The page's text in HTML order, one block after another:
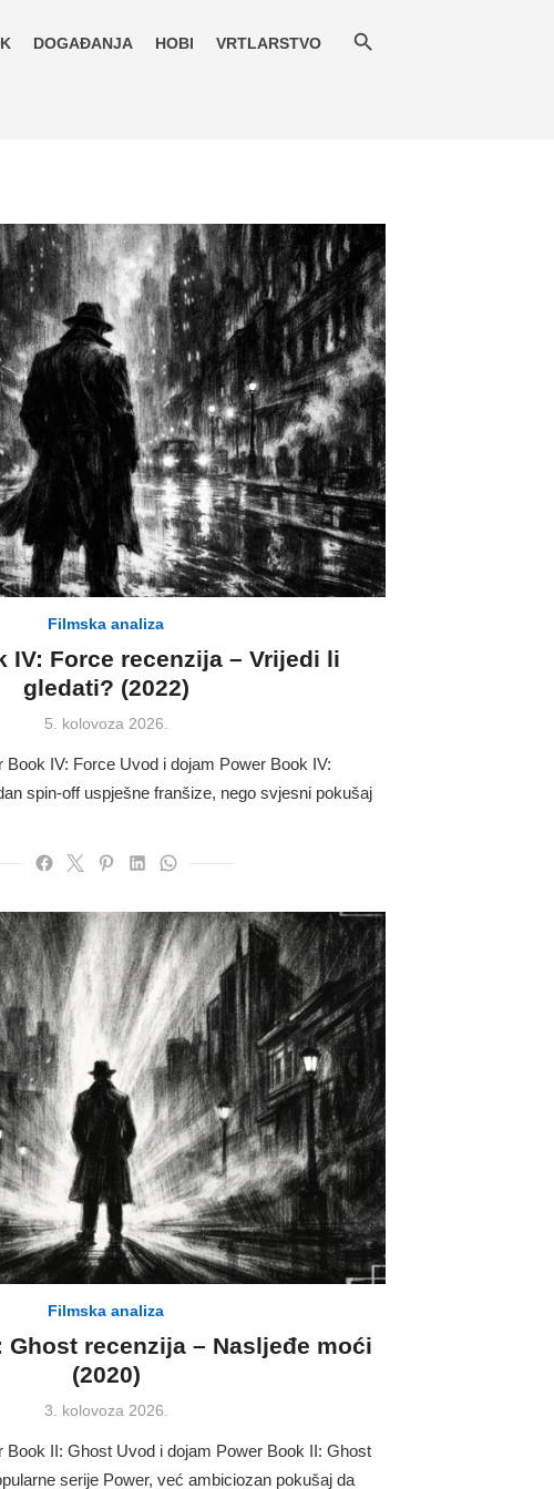
DOGAĐANJA HOBI VRTLARSTVO
Filmska analiza
IV: Force recenzija – Vrijedi li
gledati? (2022)
Posted
5. kolovoza 2026.
IV: Force Uvod i dojam Power Book IV:
spin-off uspješne franšize, nego svjesni pokušaj
Filmska analiza
Ghost recenzija – Nasljeđe moći
(2020)
Posted
3. kolovoza 2026.
Book II: Ghost Uvod i dojam Power Book II: Ghost
serije Power, već ambiciozan pokušaj da